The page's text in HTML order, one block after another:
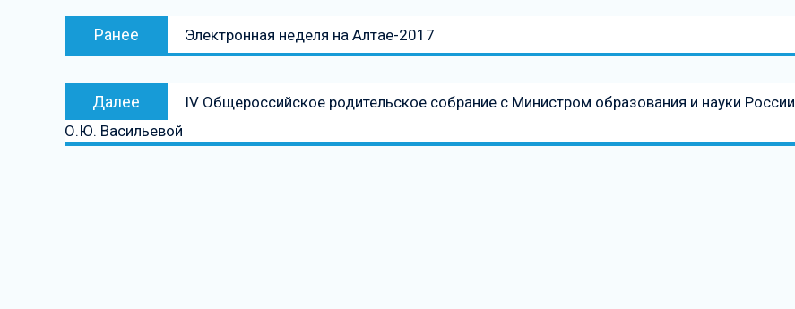
Навигация
Ранее
запись:
Электронная неделя на Алтае-2017
Далее
Следующая
запись
IV Общероссийское родительское собрание с Министром образования и науки России
О.Ю. Васильевой